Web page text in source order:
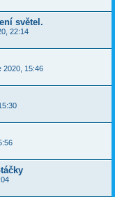
světel.
22:14
2020, 15:46